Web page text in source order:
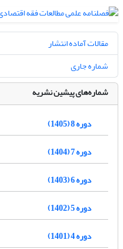
مقالات آماده انتشار
شماره جاری
شماره‌های پیشین نشریه
دوره 8 (1405)
دوره 7 (1404)
دوره 6 (1403)
دوره 5 (1402)
دوره 4 (1401)